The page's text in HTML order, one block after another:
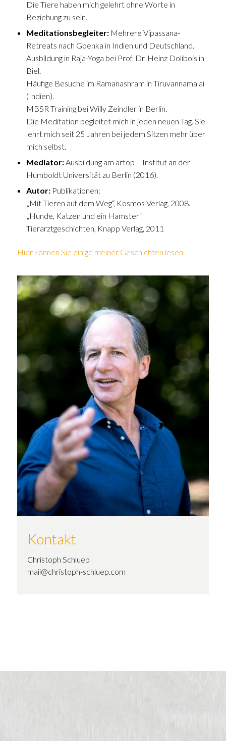
Die Tiere haben mich gelehrt ohne Worte in
Beziehung zu sein.
Meditationsbegleiter:Mehrere Vipassana-
Retreats nach Goenka in Indien und Deutschland.
Ausbildung in Raja-Yoga bei Prof. Dr. Heinz Dolibois in
Biel.
Häufige Besuche im Ramanashram in Tiruvannamalai
(Indien).
MBSR Training bei Willy Zeindler in Berlin.
Die Meditation begleitet mich in jeden neuen Tag. Sie
lehrt mich seit 25 Jahren bei jedem Sitzen mehr über
mich selbst.
Mediator:Ausbildung am artop – Institut an der
Humboldt Universität zu Berlin (2016).
Autor:Publikationen:
„Mit Tieren auf dem Weg“, Kosmos Verlag, 2008.
„Hunde, Katzen und ein Hamster“
Tierarztgeschichten, Knapp Verlag, 2011
Hier können Sie einige meiner Geschichten lesen.
Kontakt
Christoph Schluep
mail@christoph-schluep.com